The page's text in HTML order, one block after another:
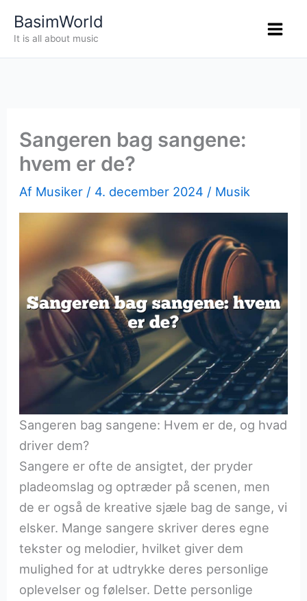
BasimWorld
It is all about music
Sangeren bag sangene:
hvem er de?
Af Musiker / 4. december 2024 / Musik
Sangeren bag sangene: Hvem er de, og hvad
driver dem?
Sangere er ofte de ansigtet, der pryder
pladeomslag og optræder på scenen, men
de er også de kreative sjæle bag de sange, vi
elsker. Mange sangere skriver deres egne
tekster og melodier, hvilket giver dem
mulighed for at udtrykke deres personlige
oplevelser og følelser. Dette personlige